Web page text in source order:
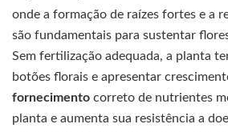
onde a formação de raízes fortes e a
são fundamentais para sustentar
Sem fertilização adequada, a planta
botões florais e apresentar
fornecimento correto de nutrientes
planta e aumenta sua resistência a